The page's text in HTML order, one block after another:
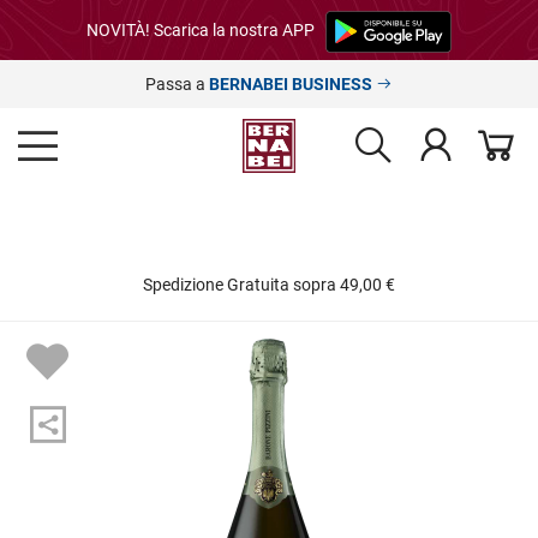
NOVITÀ! Scarica la nostra APP
Passa a BERNABEI BUSINESS
Spedizione Gratuita sopra 49,00 €